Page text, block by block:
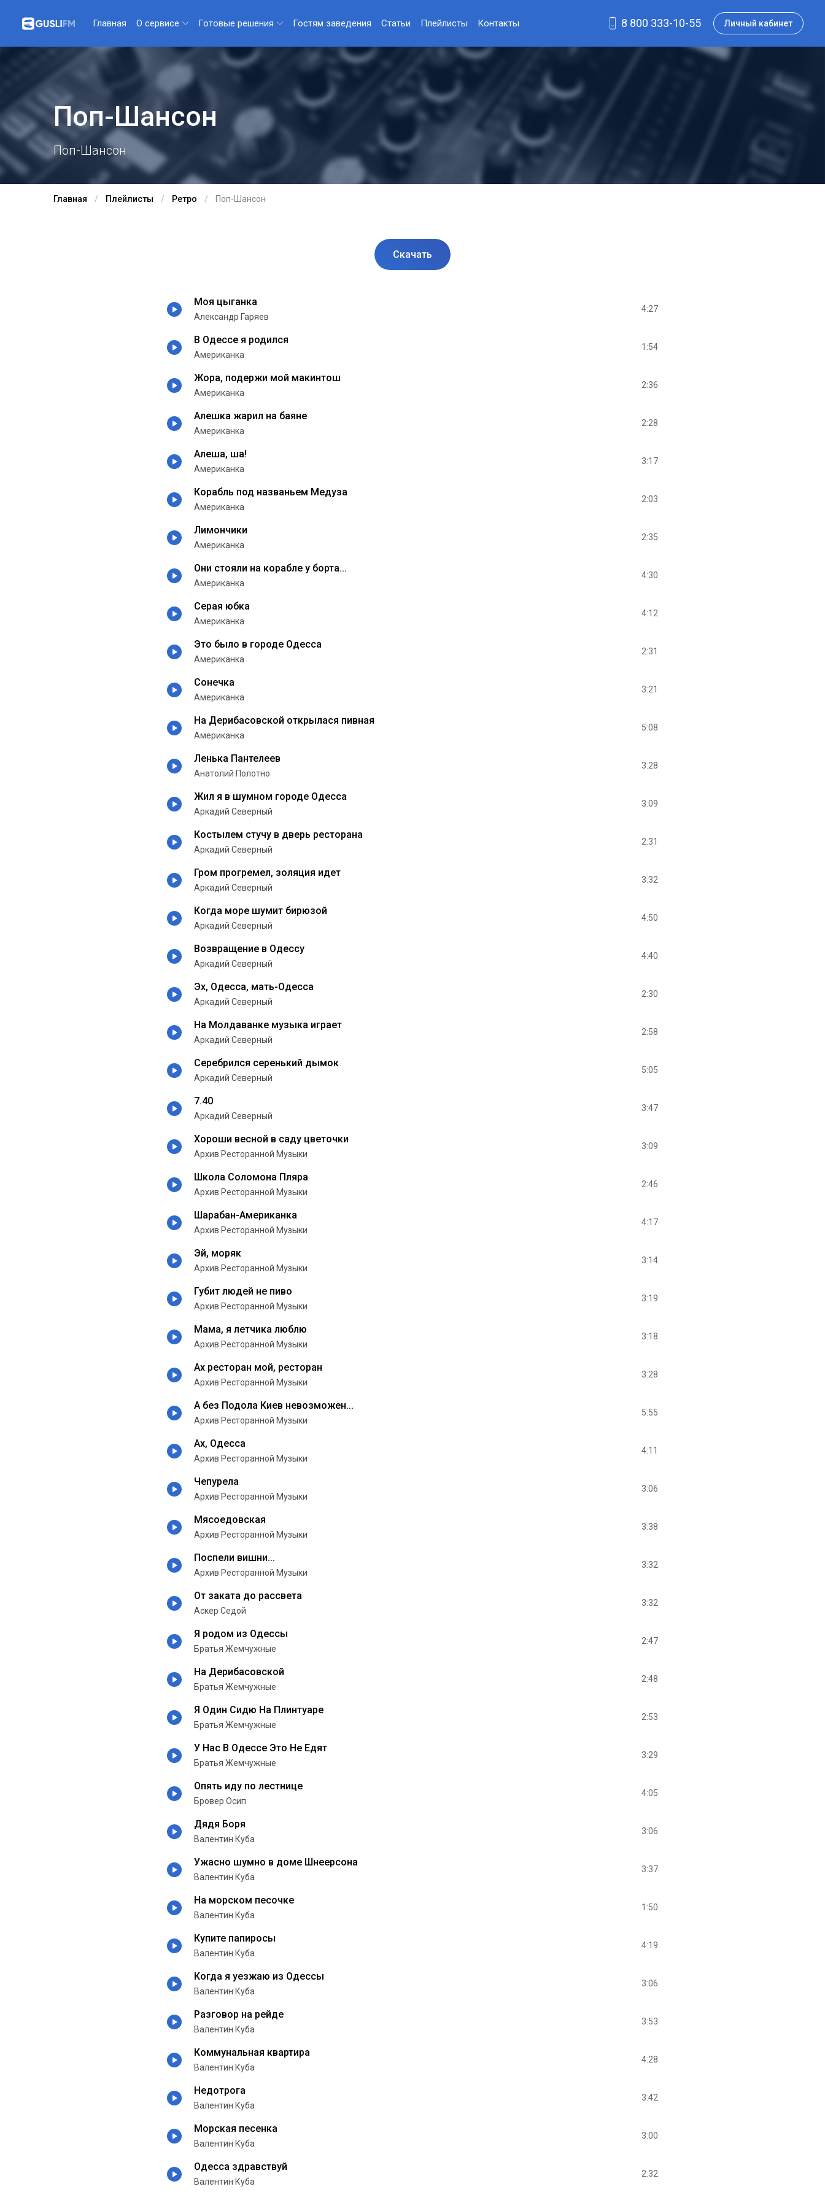
Главная О сервисе Готовые решения Гостям заведения Статьи Плейлисты Контакты 8 800 333-10-55 Личный кабинет
Поп-Шансон
Поп-Шансон
Главная Плейлисты Ретро Поп-Шансон
Скачать
Моя цыганка
Александр Гаряев
4:27
В Одессе я родился
Американка
1:54
Жора, подержи мой макинтош
Американка
2:36
Алешка жарил на баяне
Американка
2:28
Алеша, ша!
Американка
3:17
Корабль под названьем Медуза
Американка
2:03
Лимончики
Американка
2:35
Они стояли на корабле у борта...
Американка
4:30
Серая юбка
Американка
4:12
Это было в городе Одесса
Американка
2:31
Сонечка
Американка
3:21
На Дерибасовской открылася пивная
Американка
5:08
Ленька Пантелеев
Анатолий Полотно
3:28
Жил я в шумном городе Одесса
Аркадий Северный
3:09
Костылем стучу в дверь ресторана
Аркадий Северный
2:31
Гром прогремел, золяция идет
Аркадий Северный
3:32
Когда море шумит бирюзой
Аркадий Северный
4:50
Возвращение в Одессу
Аркадий Северный
4:40
Эх, Одесса, мать-Одесса
Аркадий Северный
2:30
На Молдаванке музыка играет
Аркадий Северный
2:58
Серебрился серенький дымок
Аркадий Северный
5:05
7.40
Аркадий Северный
3:47
Хороши весной в саду цветочки
Архив Ресторанной Музыки
3:09
Школа Соломона Пляра
Архив Ресторанной Музыки
2:46
Шарабан-Американка
Архив Ресторанной Музыки
4:17
Эй, моряк
Архив Ресторанной Музыки
3:14
Губит людей не пиво
Архив Ресторанной Музыки
3:19
Мама, я летчика люблю
Архив Ресторанной Музыки
3:18
Ах ресторан мой, ресторан
Архив Ресторанной Музыки
3:28
А без Подола Киев невозможен...
Архив Ресторанной Музыки
5:55
Ах, Одесса
Архив Ресторанной Музыки
4:11
Чепурела
Архив Ресторанной Музыки
3:06
Мясоедовская
Архив Ресторанной Музыки
3:38
Поспели вишни...
Архив Ресторанной Музыки
3:32
От заката до рассвета
Аскер Седой
3:32
Я родом из Одессы
Братья Жемчужные
2:47
На Дерибасовской
Братья Жемчужные
2:48
Я Один Сидю На Плинтуаре
Братья Жемчужные
2:53
У Нас В Одессе Это Не Едят
Братья Жемчужные
3:29
Опять иду по лестнице
Бровер Осип
4:05
Дядя Боря
Валентин Куба
3:06
Ужасно шумно в доме Шнеерсона
Валентин Куба
3:37
На морском песочке
Валентин Куба
1:50
Купите папиросы
Валентин Куба
4:19
Когда я уезжаю из Одессы
Валентин Куба
3:06
Разговор на рейде
Валентин Куба
3:53
Коммунальная квартира
Валентин Куба
4:28
Недотрога
Валентин Куба
3:42
Морская песенка
Валентин Куба
3:00
Одесса здравствуй
Валентин Куба
2:32